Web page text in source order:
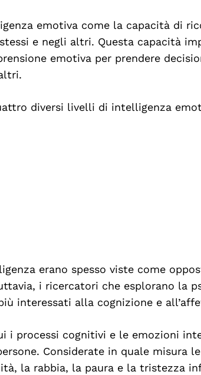
emotiva come la capacità di
e negli altri. Questa capacità
emotiva per prendere
diversi livelli di intelligenza
erano spesso viste come
i ricercatori che esplorano la
interessati alla cognizione e
i processi cognitivi e le emozioni
Considerate in quale misura
la rabbia, la paura e la tristezza